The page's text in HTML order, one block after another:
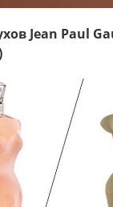
Jean Paul